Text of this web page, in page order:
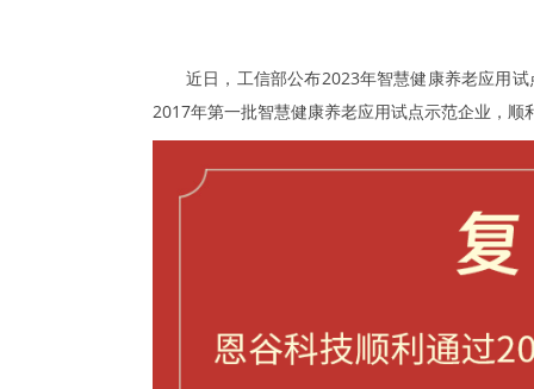
近日，工信部公布2023年智慧健康养老应用
2017年第一批智慧健康养老应用试点示范企业，